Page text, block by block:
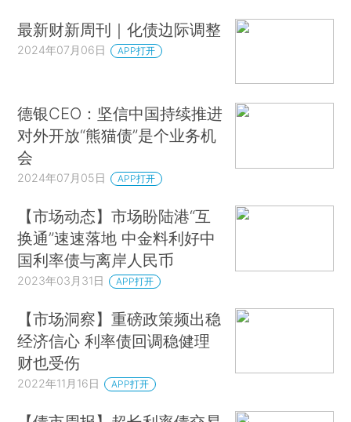
最新财新周刊｜化债边际调整
2024年07月06日 APP打开
德银CEO：坚信中国持续推进
对外开放“熊猫债”是个业务机
会
2024年07月05日 APP打开
【市场动态】市场盼陆港“互
换通”速速落地 中金料利好中
国利率债与离岸人民币
2023年03月31日 APP打开
【市场洞察】重磅政策频出稳
经济信心 利率债回调稳健理
财也受伤
2022年11月16日 APP打开